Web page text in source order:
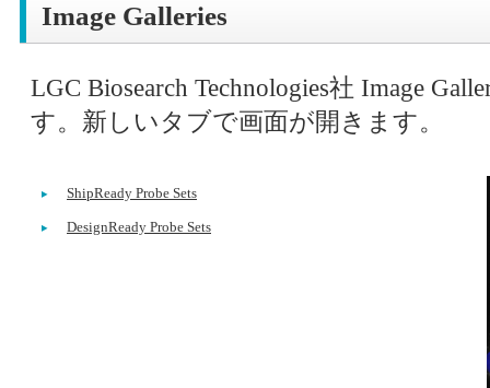
Image Galleries
LGC Biosearch Technologies社 Image
す。新しいタブで画面が開きます。
ShipReady Probe Sets
DesignReady Probe Sets